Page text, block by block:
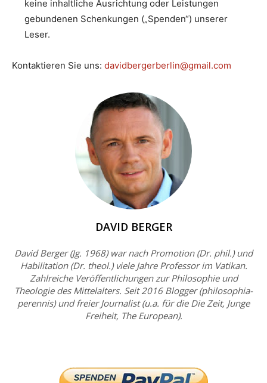
keine inhaltliche Ausrichtung oder Leistungen
gebundenen Schenkungen („Spenden“) unserer
Leser.
Kontaktieren Sie uns: davidbergerberlin@gmail.com
DAVID BERGER
David Berger (Jg. 1968) war nach Promotion (Dr. phil.) und
Habilitation (Dr. theol.) viele Jahre Professor im Vatikan.
Zahlreiche Veröffentlichungen zur Philosophie und
Theologie des Mittelalters. Seit 2016 Blogger (philosophia-
perennis) und freier Journalist (u.a. für die Die Zeit, Junge
Freiheit, The European).